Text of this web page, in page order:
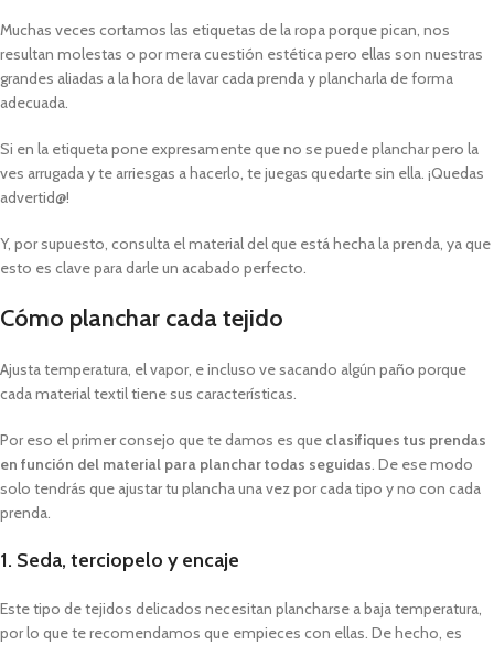
Muchas veces cortamos las etiquetas de la ropa porque pican, nos
resultan molestas o por mera cuestión estética pero ellas son nuestras
grandes aliadas a la hora de lavar cada prenda y plancharla de forma
adecuada.
Si en la etiqueta pone expresamente que no se puede planchar pero la
ves arrugada y te arriesgas a hacerlo, te juegas quedarte sin ella. ¡Quedas
advertid@!
Y, por supuesto, consulta el material del que está hecha la prenda, ya que
esto es clave para darle un acabado perfecto.
Cómo planchar cada tejido
Ajusta temperatura, el vapor, e incluso ve sacando algún paño porque
cada material textil tiene sus características.
Por eso el primer consejo que te damos es que clasifiques tus prendas
en función del material para planchar todas seguidas . De ese modo
solo tendrás que ajustar tu plancha una vez por cada tipo y no con cada
prenda.
1. Seda, terciopelo y encaje
Este tipo de tejidos delicados necesitan plancharse a baja temperatura,
por lo que te recomendamos que empieces con ellas. De hecho, es